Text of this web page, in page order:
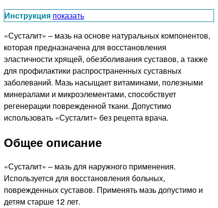
Инструкция показать
«Сусталит» – мазь на основе натуральных компонентов,
которая предназначена для восстановления
эластичности хрящей, обезболивания суставов, а также
для профилактики распространенных суставных
заболеваний. Мазь насыщает витаминами, полезными
минералами и микроэлементами, способствует
регенерации поврежденной ткани. Допустимо
использовать «Сусталит» без рецепта врача.
Общее описание
«Сусталит» – мазь для наружного применения.
Используется для восстановления больных,
поврежденных суставов. Применять мазь допустимо и
детям старше 12 лет.